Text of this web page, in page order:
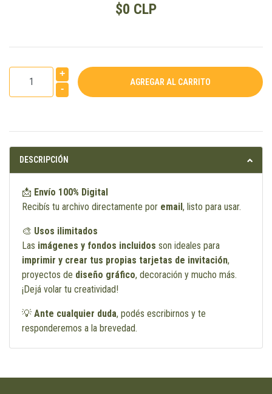
$0 CLP
+
-
DESCRIPCIÓN
📩 Envío 100% Digital
Recibís tu archivo directamente por email , listo para usar.
🎨 Usos ilimitados
Las imágenes y fondos incluidos son ideales para
imprimir y crear tus propias tarjetas de invitación,
proyectos de diseño gráfico, decoración y mucho más.
¡Dejá volar tu creatividad!
💡 Ante cualquier duda, podés escribirnos y te
responderemos a la brevedad.